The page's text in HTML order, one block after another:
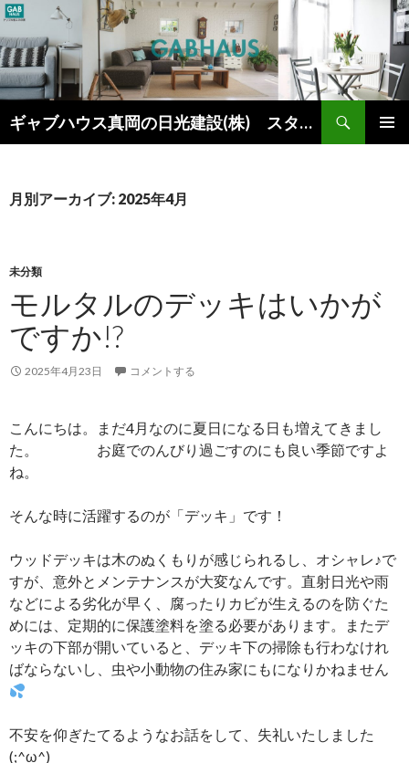
ギャブハウス真岡の日光建設(株) スタッフブログ
索
ン
キ
プ
月別アーカイブ: 2025年4月
未分類
モルタルのデッキはいかが
ですか!?
2025年4月23日 コメントする
こんにちは。まだ4月なのに夏日になる日も増えてきまし
た。 お庭でのんびり過ごすのにも良い季節ですよ
ね。
そんな時に活躍するのが「デッキ」です！
ウッドデッキは木のぬくもりが感じられるし、オシャレ♪で
すが、意外とメンテナンスが大変なんです。直射日光や雨
などによる劣化が早く、腐ったりカビが生えるのを防ぐた
めには、定期的に保護塗料を塗る必要があります。またデ
ッキの下部が開いていると、デッキ下の掃除も行わなけれ
ばならないし、虫や小動物の住み家にもになりかねません
不安を仰ぎたてるようなお話をして、失礼いたしました
(;^ω^)